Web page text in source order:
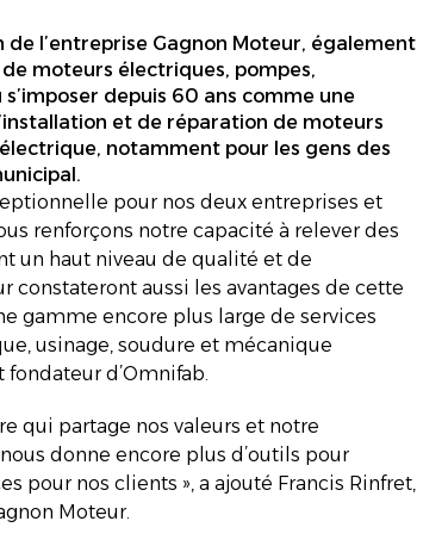
l’entreprise Gagnon Moteur, également
moteurs électriques, pompes,
depuis 60 ans comme une
et de réparation de moteurs
notamment pour les gens des
pour nos deux entreprises et
renforçons notre capacité à relever des
un haut niveau de qualité et de
constateront aussi les avantages de cette
gamme encore plus large de services
usinage, soudure et mécanique
d’Omnifab.
qui partage nos valeurs et notre
donne encore plus d’outils pour
pour nos clients », a ajouté Francis Rinfret,
Moteur.